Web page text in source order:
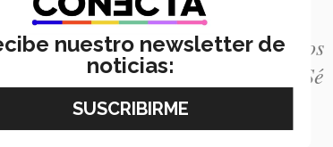
a los directores generales de BBVA
esta magnitud y aún así quedamos
que me gustaría repetir. Sé
de este proyecto”, dijo Luis
nuestro newsletter de
noticias: